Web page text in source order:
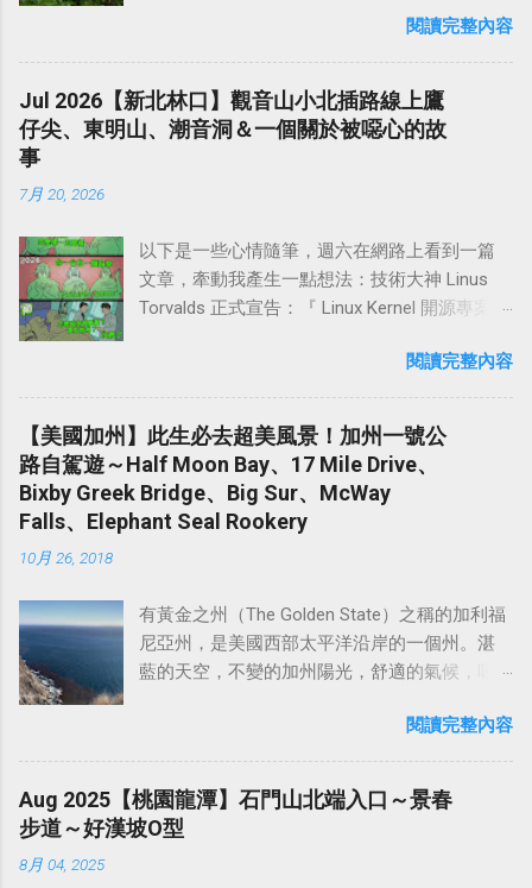
船沿溪而游，記敘了武夷山中36峰中之大部分
及飛瀑林木都一一歷。 武夷山具有桂林之秀，
黃山之奇，華山之險，泰山之雄，居五嶽之
達出自信自勵的意志和堅定豪邁的氣概，亦充
石的烘托，雲煙的變化，使它在雄渾中兼有明
麗，靜穆中透著神奇。最為有名的是「 泰山四
晉時期就建有王母池道觀。王母池位於泰山南
麓環山路東首，古稱「群玉庵」，又名「瑤
池」。三國魏曹植有「東過王母廬」的詩句，
名言：「人固有一死，或重於泰山，或輕於鴻
神文化的滲透和渲染以及人文景觀的烘托，而
被稱為「 五嶽之首 」的地方，猶如攀登長城一
樣，成為中華民族的精神文化的縮影。泰山最
引人入勝的地方就是泰山是中國歷史上唯一受...
好，環境清幽，雖然附近沒有商店，但其實15
分鐘車程就有萊爾富超商，也不會非常不方
便。 不過來這個地方，就是享受溫泉、享受寧
靜、享受大自然，太吵雜的商業設施反而顯得
栗泰安溫泉旁的「虎山」、「鳥嘴山（上島
山）」、「橫龍山」，形成虎、鳳、 龍三獸磐
據的態勢，故有「 水雲三星 」的稱號。 水雲三
星 中，我認為 橫龍山最值得去走 ，沿著 橫龍
產業道路 開到底，即可抵達橫龍山登山口，產
常壯觀的雲海景觀！或者也可以繼續開到 橫龍
古道 的登山口，那邊登山口前方的空地大約可
停四、五輛小客車。 我今天是停在橫龍山登山
口附近，先走10分鐘抵達橫龍山，在後再接橫
道路回到停車處，這樣剛好一個小O型，這個路
線從3號救援牌之後才有小小的爬升，其餘路段
都滿平坦好走，全程慢慢走大約兩小時左右即
的入口後，再往上開馬上有個岔路，這裡必需
走有舖設水泥的右方岔路 上去才對，左方岔路
建議將車輛停在外面三峽老街附近再走進來。
如果是騎機車，快要抵達登山口之前，路旁有
幾處小空曠處可停車。從登山口至鳶尾山大約
20～30分鐘步程，再續行半小時即抵達海拔220
公尺的 福德坑山東峰 ，這邊有一個休息涼亭，
裡是鳶山環狀路線的三岔路口，回程會從這邊
下至 鳶山岩 ，然後抵達 鳶峰路登山口 ，構成
一個環狀健行路線。 從長春嶺續行，途中經過
峋的大漢溪，微風吹來相當舒服。續行25分鐘
後，即抵達海拔高度321公尺的 福德坑山（鳶
山） ，山頂腹地不算很寬敞，設有三等三角點
基石一顆，從上頂旁的展望點可觀賞土城、板
橋及鶯歌等地區風光。 鳶山 位於新北市三峽市
區的西南方，屬 雪山山脈支脈 稜端，因山型似
座和平鐘樓，為鳶山風景區的特殊景點，名列
三峽五景之一。 過鳶山後，再走20分鐘即可抵
達鳶山彩壁，這是造訪鳶山必訪的景點。今天
在這裡看到兩位應該是泰國還是越南的一對情
侶黨，在這邊對著手機鏡頭忘情演出，還自帶
現，應該不輸某些台廠的戲精演員。我簡單拍
幾張紀念照後，便繼續往 五十分山 的方向前
閱讀完整內容
Jul 2026【新北林口】觀音山小北插路線上鷹
仔尖、東明山、潮音洞＆一個關於被噁心的故
事
7月 20, 2026
以下是一些心情隨筆，週六在網路上看到一篇
文章，牽動我產生一點想法：技術大神 Linus
Torvalds 正式宣告：『 Linux Kernel 開源專案會
就閃開』。 Linus 是誰？Linux 又是什麼東西，
不知道的話可以自己去問 AI。我想起快20年前
大學時期時，曾學過玩過幾年 Linux 搞伺服器，
記得當初最早接觸的好像是 Fedora 4，然後
Ubuntu 也玩過，但後來開始工作用 Mac 電腦之
後就沒有再去學 Linux 了。 連技術大神都擁抱
AI 了，台廠裡卻還有很多意圖維護自己身為舊
人智慧才是最高級智慧...笑屎💩）。像是每次我
用 AI 來解決一些問題，就有一些北七在那邊臭
一些諸如：『可是 AI 給的東西到底對不對？』
啦，啊你不會用、瞧不起，更抗拒使用，結果
就是你們只能在旁邊說這些酸酸言論嘴秋自嗨
而已啦！ ），不然就是用不屑、找碴的口氣
說：『那個是 AI 弄的』（ 所以你這個逼哀仔是
閱讀完整內容
【美國加州】此生必去超美風景！加州一號公
路自駕遊～Half Moon Bay、17 Mile Drive、
Bixby Greek Bridge、Big Sur、McWay
Falls、Elephant Seal Rookery
10月 26, 2018
有黃金之州（The Golden State）之稱的加利福
尼亞州，是美國西部太平洋沿岸的一個州。湛
藍的天空，不變的加州陽光，舒適的氣候，吸
由、多元的氣息，人口居全美第一。而著名的
加州一號公路（CA SR-1） 則是北美最受歡迎
的自駕遊路線，沒有之一。來到美國旅遊一定
要開車走過一遍！相信每一次駐足，都能被載
入你的人生史冊中。 加州一號公路 ，全長約
閱讀完整內容
Aug 2025【桃園龍潭】石門山北端入口～景春
步道～好漢坡O型
8月 04, 2025